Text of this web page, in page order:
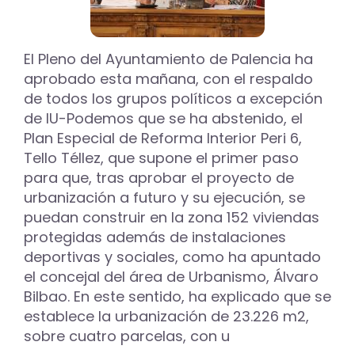
ferroviarias
en
Palencia
El Pleno del Ayuntamiento de Palencia ha
aprobado esta mañana, con el respaldo
de todos los grupos políticos a excepción
de IU-Podemos que se ha abstenido, el
Plan Especial de Reforma Interior Peri 6,
Tello Téllez, que supone el primer paso
para que, tras aprobar el proyecto de
urbanización a futuro y su ejecución, se
puedan construir en la zona 152 viviendas
protegidas además de instalaciones
deportivas y sociales, como ha apuntado
el concejal del área de Urbanismo, Álvaro
Bilbao. En este sentido, ha explicado que se
establece la urbanización de 23.226 m2,
sobre cuatro parcelas, con u